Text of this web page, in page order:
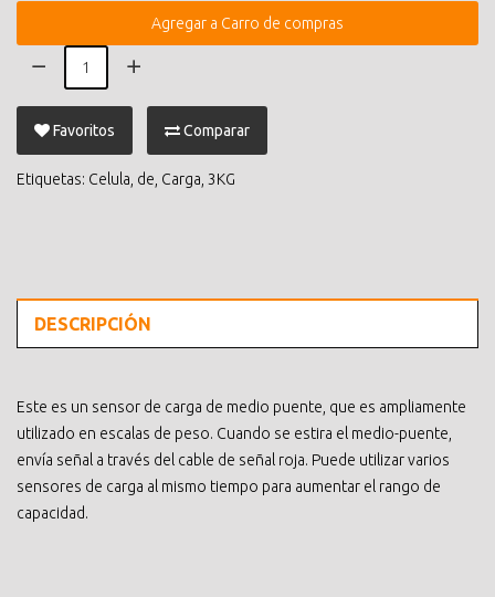
Agregar a Carro de compras
Favoritos Comparar
Etiquetas: Celula de Carga 3KG
DESCRIPCIÓN
Este es un sensor de carga de medio puente, que es ampliamente
utilizado en escalas de peso. Cuando se estira el medio-puente,
envía señal a través del cable de señal roja. Puede utilizar varios
sensores de carga al mismo tiempo para aumentar el rango de
capacidad.